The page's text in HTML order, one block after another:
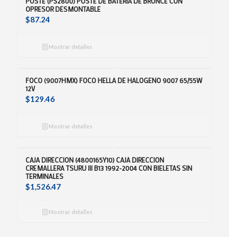
OPRESOR DESMONTABLE
$87.24
Mostrar detalles
FOCO (9007HMX) FOCO HELLA DE HALOGENO 9007 65/55W
12V
$129.46
Mostrar detalles
CAJA DIRECCION (4800165Y10) CAJA DIRECCION
CREMALLERA TSURU III B13 1992-2004 CON BIELETAS SIN
TERMINALES
$1,526.47
Mostrar detalles